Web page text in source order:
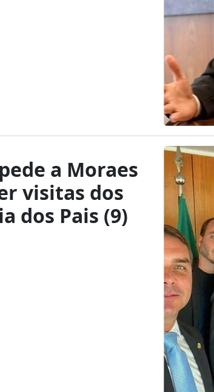
a Moraes
visitas dos
dos Pais (9)